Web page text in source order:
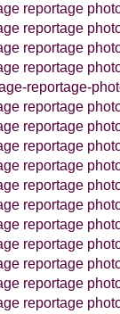
reportage
reportage
reportage
reportage
reportage-
reportage
reportage
reportage
reportage
reportage
reportage
reportage
reportage
reportage
reportage
reportage